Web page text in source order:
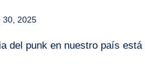
30, 2025
del punk en nuestro país